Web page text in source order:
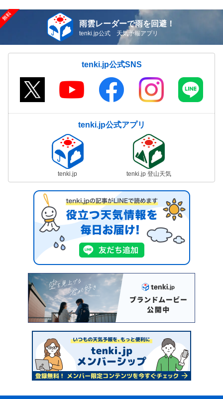
雨雲レーダーで雨を回避！
tenki.jp公式 天気予報アプリ
tenki.jp公式SNS
tenki.jp公式アプリ
tenki.jp tenki.jp 登山天気